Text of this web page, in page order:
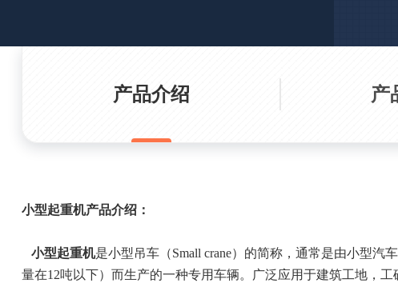
产品介绍 产
小型起重机产品介绍：
小型起重机是小型吊车（Small crane）的简称，通常是由小型
量在12吨以下）而生产的一种专用车辆。广泛应用于建筑工地，